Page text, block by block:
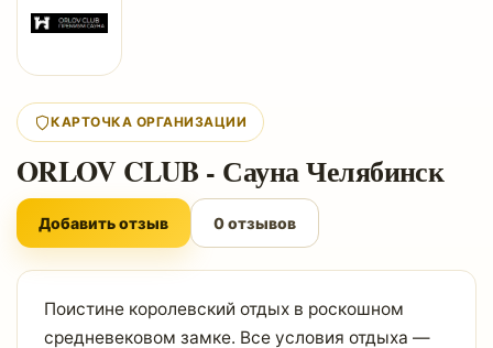
КАРТОЧКА ОРГАНИЗАЦИИ
ORLOV CLUB - Сауна Челябинск
Добавить отзыв 0 отзывов
Поистине королевский отдых в роскошном
средневековом замке. Все условия отдыха —